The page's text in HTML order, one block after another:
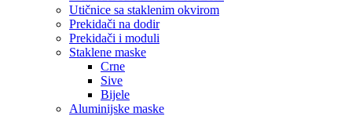
Utičnice sa staklenim okvirom
Prekidači na dodir
Prekidači i moduli
Staklene maske
Crne
Sive
Bijele
Aluminijske maske